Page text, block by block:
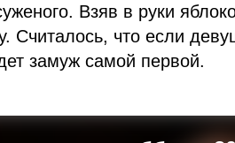
Взяв в руки
Считалось, что если
замуж самой первой.